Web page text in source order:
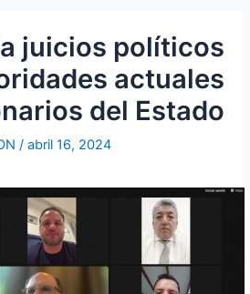
g
r
a
m
e
b
juicios políticos
actuales
del Estado
/abril 16, 2024